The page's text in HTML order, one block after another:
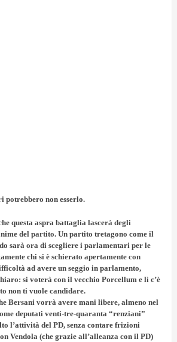
potrebbero non esserlo.
questa aspra battaglia lascerà degli
del partito. Un partito tretagono come il
sarà ora di scegliere i parlamentari per le
chi si è schierato apertamente con
ad avere un seggio in parlamento,
si voterà con il vecchio Porcellum e lì c’è
non ti vuole candidare.
Bersani vorrà avere mani libere, almeno nel
deputati venti-tre-quaranta “renziani”
l’attività del PD, senza contare frizioni
Vendola (che grazie all’alleanza con il PD)